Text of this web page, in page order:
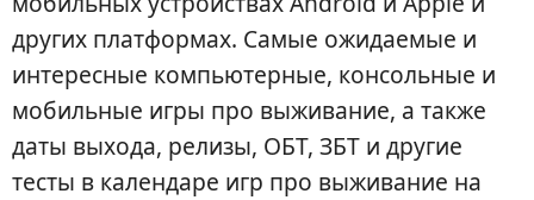
других платформах. Самые ожидаемые и
интересные компьютерные, консольные и
мобильные игры про выживание, а также
даты выхода, релизы, ОБТ, ЗБТ и другие
тесты в календаре игр про выживание на